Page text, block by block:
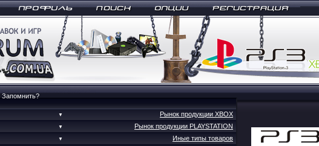
Запомнить?
▼
Рынок продукции XBOX
▼
Рынок продукции PLAYSTATION
▼
Иные типы товаров